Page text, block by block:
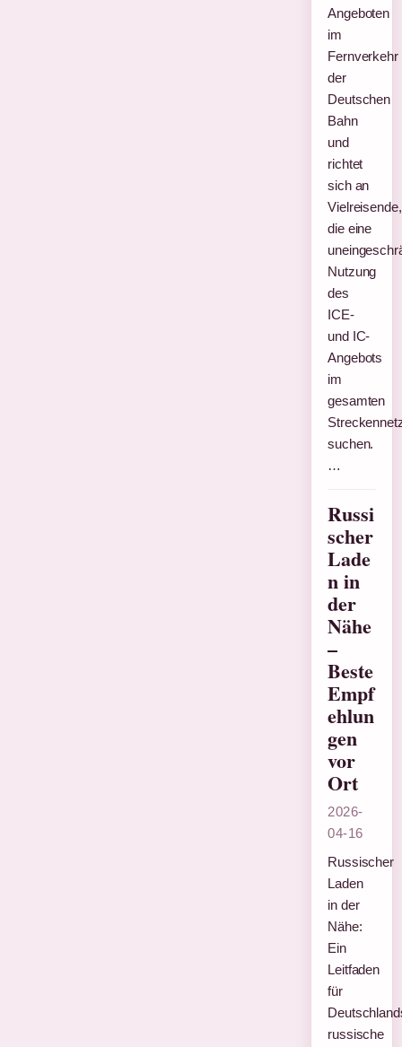
Angeboten
im
Fernverkehr
der
Deutschen
Bahn
und
richtet
sich an
Vielreisende,
die eine
Nutzung
des
ICE-
und IC-
Angebots
im
gesamten
suchen.
…
Russi
scher
Lade
n in
der
Nähe
–
Beste
Empf
ehlun
gen
vor
Ort
2026-
04-16
Russischer
Laden
in der
Nähe:
Ein
Leitfaden
für
russische